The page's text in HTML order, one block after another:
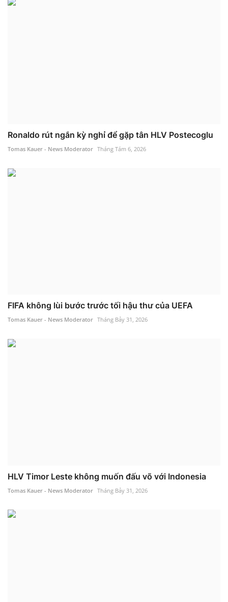
Ronaldo rút ngắn kỳ nghỉ để gặp tân HLV Postecoglu
Tomas Kauer - News Moderator Tháng Tám 6, 2026
FIFA không lùi bước trước tối hậu thư của UEFA
Tomas Kauer - News Moderator Tháng Bảy 31, 2026
HLV Timor Leste không muốn đấu võ với Indonesia
Tomas Kauer - News Moderator Tháng Bảy 31, 2026